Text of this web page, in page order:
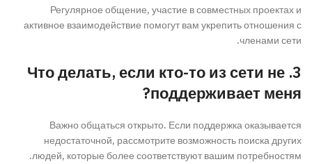
Регулярное общение, участие в совместных проектах и
активное взаимодействие помогут вам укрепить отношения с
членами сети.
3. Что делать, если кто-то из сети не
поддерживает меня?
Важно общаться открыто. Если поддержка оказывается
недостаточной, рассмотрите возможность поиска других
людей, которые более соответствуют вашим потребностям.